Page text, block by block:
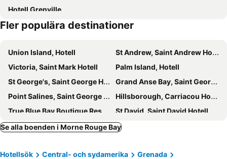
Hotell Grenville
Fler populära destinationer
Union Island, Hotell
St Andrew, Saint Andrew Hotell
Victoria, Saint Mark Hotell
Palm Island, Hotell
St George's, Saint George Hotell
Grand Anse Bay, Saint George Hotell
Point Salines, Saint George Hotell
Hillsborough, Carriacou Hotell
True Blue Bay Boutique Resort, Saint George Hotell
St David, Saint David Hotell
Lance Aux Epines, Saint George Hotell
Gouyave, Saint John Hotell
Se alla boenden i Morne Rouge Bay
Hotellsök Central- och sydamerika
Grenada